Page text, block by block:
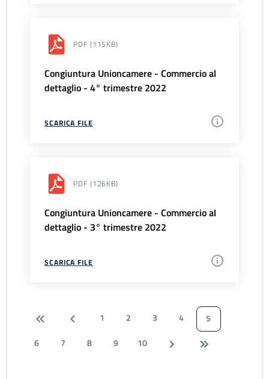
PDF (115KB)
Congiuntura Unioncamere - Commercio al
dettaglio - 4° trimestre 2022
SCARICA FILE
PDF (126KB)
Congiuntura Unioncamere - Commercio al
dettaglio - 3° trimestre 2022
SCARICA FILE
1 2 3 4
5
6
7 8 9 10